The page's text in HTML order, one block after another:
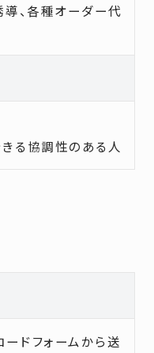
導、各種オーダー代
る協調性のある人
ドフォームから送